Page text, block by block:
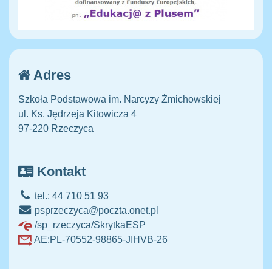
Adres
Szkoła Podstawowa im. Narcyzy Żmichowskiej
ul. Ks. Jędrzeja Kitowicza 4
97-220 Rzeczyca
Kontakt
tel.: 44 710 51 93
psprzeczyca@poczta.onet.pl
/sp_rzeczyca/SkrytkaESP
AE:PL-70552-98865-JIHVB-26